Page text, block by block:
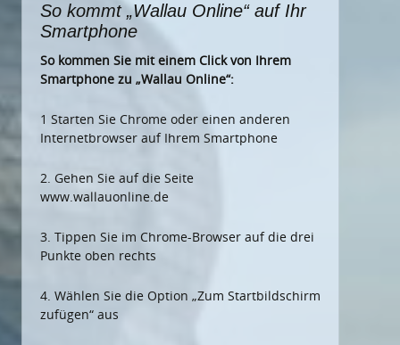
So kommt „Wallau Online“ auf Ihr
Smartphone
So kommen Sie mit einem Click von Ihrem
Smartphone zu „Wallau Online“:
1 Starten Sie Chrome oder einen anderen
Internetbrowser auf Ihrem Smartphone
2. Gehen Sie auf die Seite
www.wallauonline.de
3. Tippen Sie im Chrome-Browser auf die drei
Punkte oben rechts
4. Wählen Sie die Option „Zum Startbildschirm
zufügen“ aus